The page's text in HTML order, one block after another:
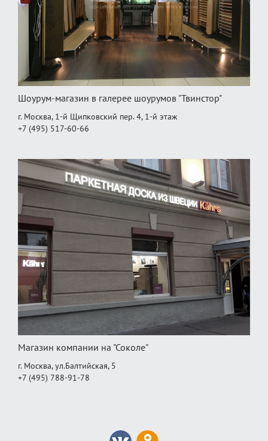
Шоурум-магазин в галерее шоурумов "Твинстор"
г. Москва, 1-й Щипковский пер. 4, 1‑й этаж
+7 (495) 517-60-66
Магазин компании на "Соколе"
г. Москва, ул.Балтийская, 5
+7 (495) 788-91-78